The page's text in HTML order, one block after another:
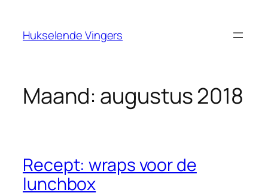
Hukselende Vingers
Maand: augustus 2018
Recept: wraps voor de
lunchbox